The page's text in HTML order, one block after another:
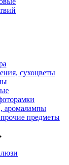
сухоцветы
аромалампы
предметы